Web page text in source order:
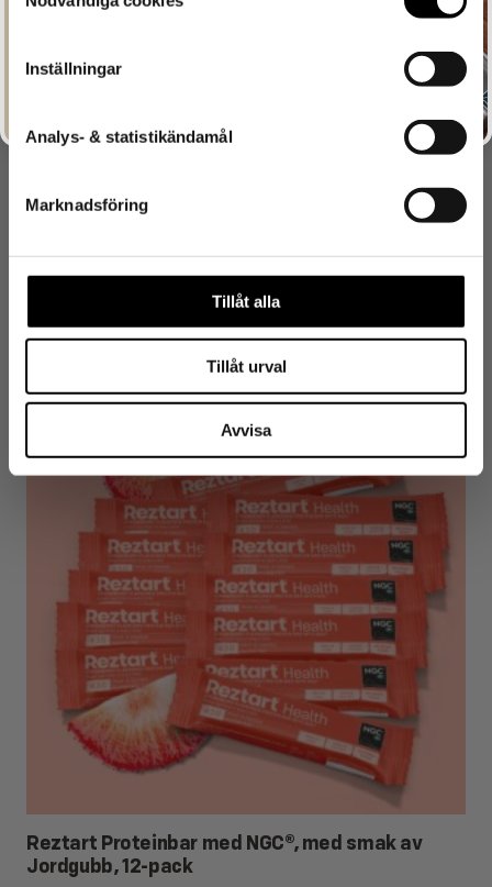
Inställningar
Analys- & statistikändamål
Marknadsföring
Tillåt alla
Tillåt urval
Avvisa
Berry Bars – Mixlåda 8 bars
209kr
Reztart Proteinbar med NGC®, med smak av
Jordgubb, 12-pack